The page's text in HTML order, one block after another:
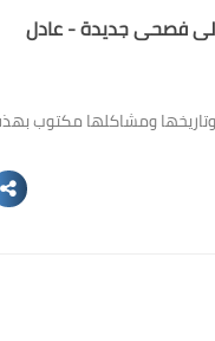
فصحى جديدة - عادل
وتاريخها ومشاكلها مكتوب